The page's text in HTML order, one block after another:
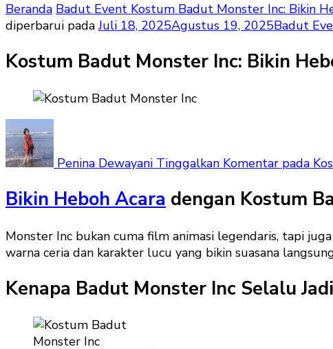
Beranda Badut Event Kostum Badut Monster Inc: Bikin
diperbarui padaJuli 18, 2025Agustus 19, 2025Badut
Kostum Badut Monster Inc: Bikin
Penina Dewayani Tinggalkan Komentar pada
Bikin Heboh Acara dengan Kostum
Monster Inc bukan cuma film animasi legendaris, tapi
warna ceria dan karakter lucu yang bikin suasana
Kenapa Badut Monster Inc Selalu